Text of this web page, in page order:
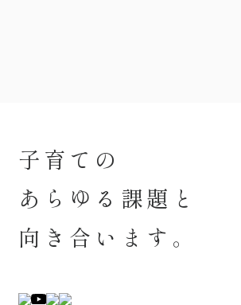
子育ての
あらゆる課題と
向き合います。